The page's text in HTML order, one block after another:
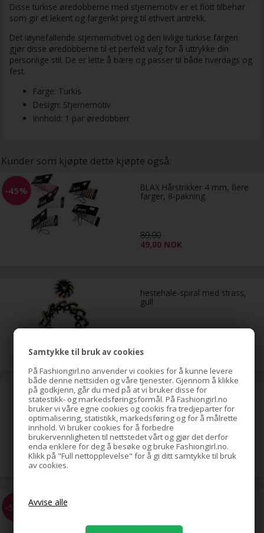
Samtykke til bruk av cookies
På Fashiongirl.no anvender vi cookies for å kunne levere
både denne nettsiden og våre tjenester. Gjennom å klikke
på godkjenn, går du med på at vi bruker disse for
statestikk- og markedsføringsformål. På Fashiongirl.no
bruker vi våre egne cookies og cookis fra tredjeparter for
optimalisering, statistikk, markedsføring og for å målrette
innhold. Vi bruker cookies for å forbedre
brukervennligheten til nettstedet vårt og gjør det derfor
enda enklere for deg å besøke og bruke Fashiongirl.no.
Klikk på "Full nettopplevelse" for å gi ditt samtykke til bruk
av cookies.
Disse turkise øredobberne med stjernemotiv er et flott tilbehør
som gir et lekent og fargerikt preg til ethvert antrekk.
Det iøynefallende stjernemotivet og den livlige turkise fargen
gjør disse øredobberne til et perfekt valg for å uttrykke din
personlige stil. De er lette å bære og passer til både hverdags og
fest.
Farge: Turkis
Design: Stjernemotiv
Innhold: 1 par øredobberr
Kunder som kjøpte dette kjøpte også:
-45% BLAX Hårstrikker 4 mm, flere
farger, 8-pakning
89,00
49,00 NOK
hestehale-spiral med strass,
gull
hestehale-spiral med strass,
sølv
39,00 NOK
-58%